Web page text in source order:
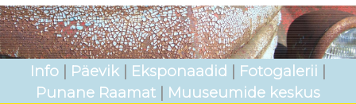
Info Päevik Eksponaadid Fotogalerii
Punane Raamat
Muuseumide keskus